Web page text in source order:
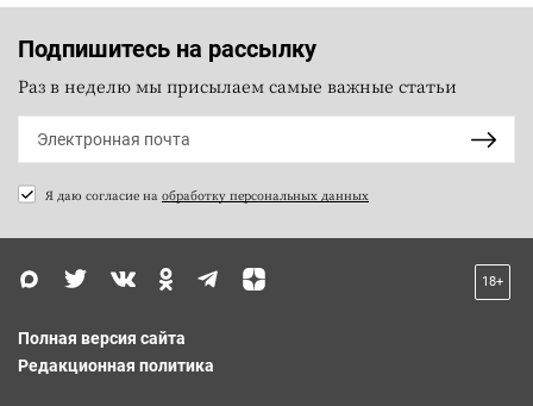
Подпишитесь на рассылку
Раз в неделю мы присылаем самые важные статьи
Я даю согласие на обработку персональных данных
18+
Полная версия сайта
Редакционная политика